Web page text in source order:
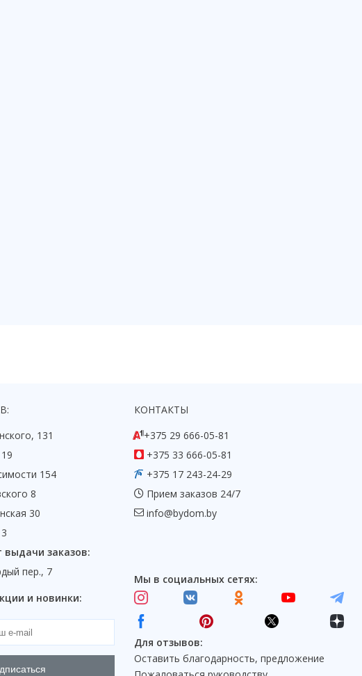
131
154
8
30
заказов:
пер., 7
и новинки:
КОНТАКТЫ
+375 29 666-05-81
+375 33 666-05-81
+375 17 243-24-29
Прием заказов 24/7
info@bydom.by
Мы в социальных сетях:
Для отзывов:
Оставить благодарность, предложение